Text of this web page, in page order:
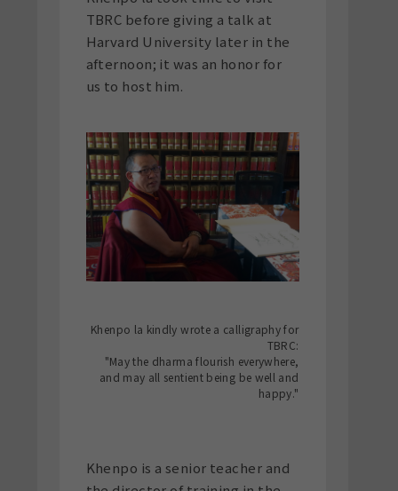
TBRC before giving a talk at
Harvard University later in the
afternoon; it was an honor for
us to host him.
Khenpo la kindly wrote a calligraphy for
TBRC:
"May the dharma flourish everywhere,
and may all sentient being be well and
happy."
Khenpo is a senior teacher and